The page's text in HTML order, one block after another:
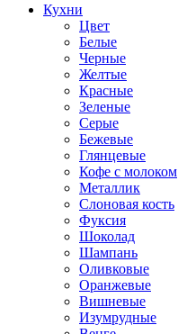
Кухни
Цвет
Белые
Черные
Желтые
Красные
Зеленые
Серые
Бежевые
Глянцевые
Кофе с молоком
Металлик
Слоновая кость
Фуксия
Шоколад
Шампань
Оливковые
Оранжевые
Вишневые
Изумрудные